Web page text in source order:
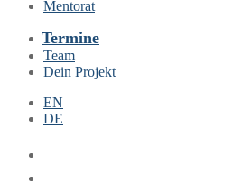
Mentorat
Termine
Team
Dein Projekt
EN
DE